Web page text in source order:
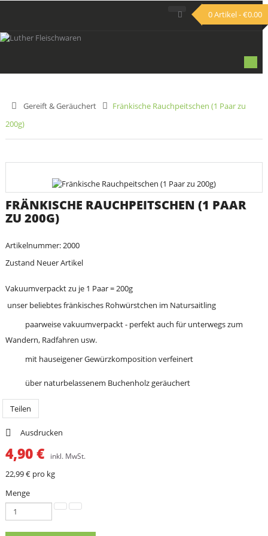
0 Artikel - €0.00
> Gereift & Geräuchert >
Fränkische Rauchpeitschen (1 Paar zu
200g)
FRÄNKISCHE RAUCHPEITSCHEN (1 PAAR
ZU 200G)
Artikelnummer: 2000
Zustand Neuer Artikel
Vakuumverpackt zu je 1 Paar = 200g
unser beliebtes fränkisches Rohwürstchen im Natursaitling
paarweise vakuumverpackt - perfekt auch für unterwegs zum
Wandern, Radfahren usw.
mit hauseigener Gewürzkomposition verfeinert
über naturbelassenem Buchenholz geräuchert
Teilen
Ausdrucken
4,90 € inkl. MwSt.
22,99 € pro kg
Menge